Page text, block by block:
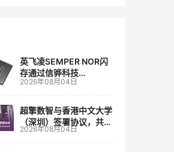
英飞凌SEMPER NOR闪
存通过信骅科技
AST2700 BMC认证，全
管理
2026年08月04日
超擎数智与香港中文大学
（深圳）签署协议，共建
人工智能和边缘计算联合
2026年08月04日